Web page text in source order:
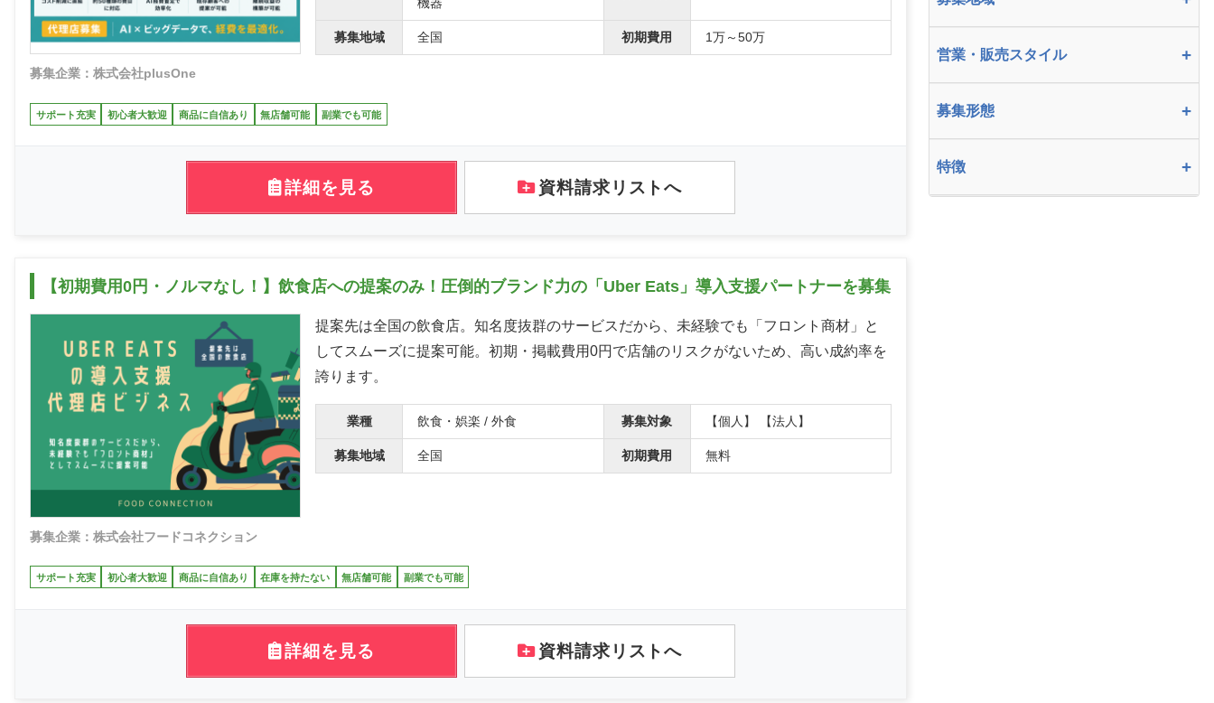
募集企業：株式会社plusOne
募集地域 全国 初期費用 1万～50万
サポート充実 初心者大歓迎 商品に自信あり 無店舗可能 副業でも可能
詳細を見る 資料請求リストへ
【初期費用0円・ノルマなし！】飲食店への提案のみ！圧倒的ブランド力の「Uber Eats」導入支援パートナーを募集
募集企業：株式会社フードコネクション
提案先は全国の飲食店。知名度抜群のサービスだから、未経験でも「フロント商材」と
してスムーズに提案可能。初期・掲載費用0円で店舗のリスクがないため、高い成約率を
誇ります。
業種 飲食・娯楽 / 外食 募集対象 【個人】 【法人】
募集地域 全国 初期費用 無料
サポート充実 初心者大歓迎 商品に自信あり 在庫を持たない 無店舗可能 副業でも可能
詳細を見る 資料請求リストへ
営業・販売スタイル +
募集形態 +
特徴 +